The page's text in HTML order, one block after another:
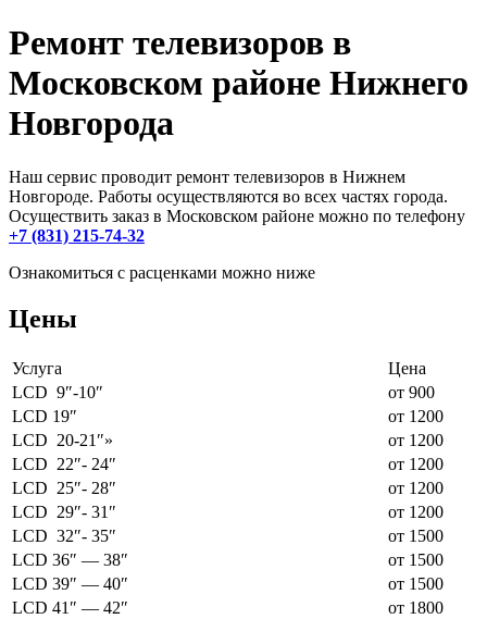
Ремонт телевизоров в
Московском районе Нижнего
Новгорода
Наш сервис проводит ремонт телевизоров в Нижнем
Новгороде. Работы осуществляются во всех частях города.
Осуществить заказ в Московском районе можно по телефону
+7 (831) 215-74-32
Ознакомиться с расценками можно ниже
Цены
Услуга
Цена
LCD 9″-10″
от 900
LCD 19″
от 1200
LCD 20-21″»
от 1200
LCD 22″- 24″
от 1200
LCD 25″- 28″
от 1200
LCD 29″- 31″
от 1200
LCD 32″- 35″
от 1500
LCD 36″ — 38″
от 1500
LCD 39″ — 40″
от 1500
LCD 41″ — 42″
от 1800